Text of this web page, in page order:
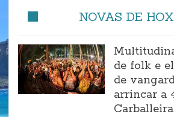
NOVAS DE
de folk e
de
arrincar a